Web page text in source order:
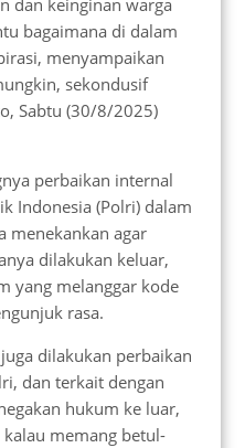
dan keinginan warga
bagaimana di dalam
menyampaikan
sekondusif
Sabtu (30/8/2025)
perbaikan internal
Indonesia (Polri) dalam
menekankan agar
dilakukan keluar,
yang melanggar kode
rasa.
dilakukan perbaikan
dan terkait dengan
hukum ke luar,
memang betul-